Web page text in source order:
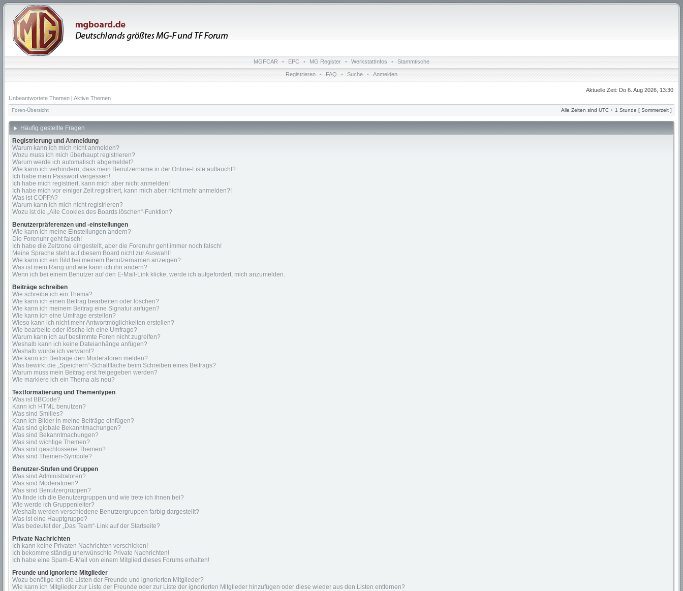
MGFCAR • EPC • MG Register • WerkstattInfos • Stammtische
Registrieren • FAQ • Suche • Anmelden
Aktuelle Zeit: Do 6. Aug 2026, 13:30
Unbeantwortete Themen | Aktive Themen
Foren-Übersicht Alle Zeiten sind UTC + 1 Stunde [ Sommerzeit ]
Häufig gestellte Fragen
Registrierung und Anmeldung
Warum kann ich mich nicht anmelden?
Wozu muss ich mich überhaupt registrieren?
Warum werde ich automatisch abgemeldet?
Wie kann ich verhindern, dass mein Benutzername in der Online-Liste auftaucht?
Ich habe mein Passwort vergessen!
Ich habe mich registriert, kann mich aber nicht anmelden!
Ich habe mich vor einiger Zeit registriert, kann mich aber nicht mehr anmelden?!
Was ist COPPA?
Warum kann ich mich nicht registrieren?
Wozu ist die „Alle Cookies des Boards löschen“-Funktion?
Benutzerpräferenzen und -einstellungen
Wie kann ich meine Einstellungen ändern?
Die Forenuhr geht falsch!
Ich habe die Zeitzone eingestellt, aber die Forenuhr geht immer noch falsch!
Meine Sprache steht auf diesem Board nicht zur Auswahl!
Wie kann ich ein Bild bei meinem Benutzernamen anzeigen?
Was ist mein Rang und wie kann ich ihn ändern?
Wenn ich bei einem Benutzer auf den E-Mail-Link klicke, werde ich aufgefordert, mich anzumelden.
Beiträge schreiben
Wie schreibe ich ein Thema?
Wie kann ich einen Beitrag bearbeiten oder löschen?
Wie kann ich meinem Beitrag eine Signatur anfügen?
Wie kann ich eine Umfrage erstellen?
Wieso kann ich nicht mehr Antwortmöglichkeiten erstellen?
Wie bearbeite oder lösche ich eine Umfrage?
Warum kann ich auf bestimmte Foren nicht zugreifen?
Weshalb kann ich keine Dateianhänge anfügen?
Weshalb wurde ich verwarnt?
Wie kann ich Beiträge den Moderatoren melden?
Was bewirkt die „Speichern“-Schaltfläche beim Schreiben eines Beitrags?
Warum muss mein Beitrag erst freigegeben werden?
Wie markiere ich ein Thema als neu?
Textformatierung und Thementypen
Was ist BBCode?
Kann ich HTML benutzen?
Was sind Smilies?
Kann ich Bilder in meine Beiträge einfügen?
Was sind globale Bekanntmachungen?
Was sind Bekanntmachungen?
Was sind wichtige Themen?
Was sind geschlossene Themen?
Was sind Themen-Symbole?
Benutzer-Stufen und Gruppen
Was sind Administratoren?
Was sind Moderatoren?
Was sind Benutzergruppen?
Wo finde ich die Benutzergruppen und wie trete ich ihnen bei?
Wie werde ich Gruppenleiter?
Weshalb werden verschiedene Benutzergruppen farbig dargestellt?
Was ist eine Hauptgruppe?
Was bedeutet der „Das Team“-Link auf der Startseite?
Private Nachrichten
Ich kann keine Privaten Nachrichten verschicken!
Ich bekomme ständig unerwünschte Private Nachrichten!
Ich habe eine Spam-E-Mail von einem Mitglied dieses Forums erhalten!
Freunde und ignorierte Mitglieder
Wozu benötige ich die Listen der Freunde und ignorierten Mitglieder?
Wie kann ich Mitglieder zur Liste der Freunde oder zur Liste der ignorierten Mitglieder hinzufügen oder diese wieder aus den Listen entfernen?